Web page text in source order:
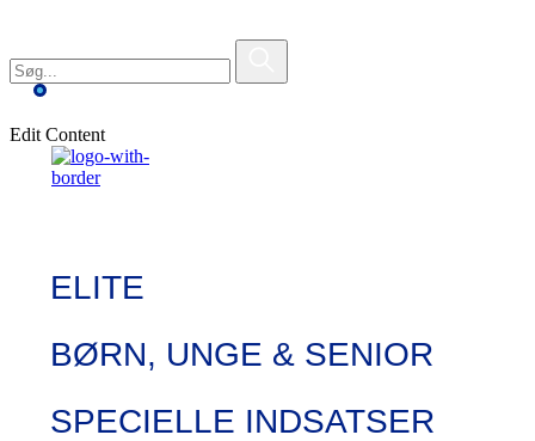
Edit Content
ELITE
BØRN, UNGE & SENIOR
SPECIELLE INDSATSER